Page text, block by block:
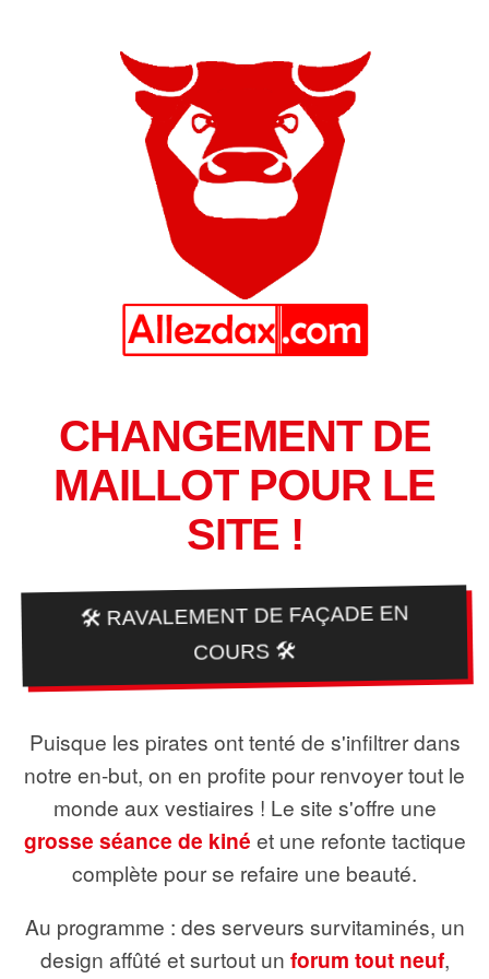
CHANGEMENT DE
MAILLOT POUR LE
SITE !
🛠️ RAVALEMENT DE FAÇADE EN
COURS 🛠️
Puisque les pirates ont tenté de s'infiltrer dans
notre en-but, on en profite pour renvoyer tout le
monde aux vestiaires ! Le site s'offre une
grosse séance de kiné et une refonte tactique
complète pour se refaire une beauté.
Au programme : des serveurs survitaminés, un
design affûté et surtout un forum tout neuf,